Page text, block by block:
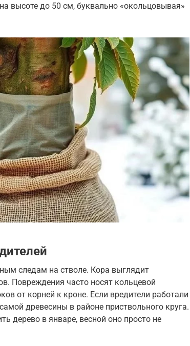
высоте до 50 см, буквально «окольцовывая»
следам на стволе. Кора выглядит
Повреждения часто носят кольцевой
от корней к кроне. Если вредители работали
древесины в районе приствольного круга.
дерево в январе, весной оно просто не